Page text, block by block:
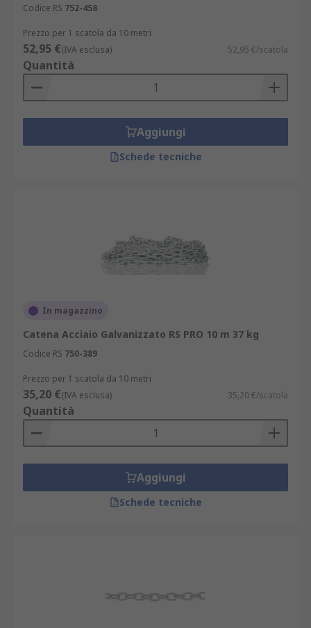
Codice RS 752-458
Prezzo per 1 scatola da 10 metri
52,95 €(IVA esclusa) 52,95 €/scatola
Quantità
Aggiungi
Schede tecniche
In magazzino
Catena Acciaio Galvanizzato RS PRO 10 m 37 kg
Codice RS 750-389
Prezzo per 1 scatola da 10 metri
35,20 €(IVA esclusa) 35,20 €/scatola
Quantità
Aggiungi
Schede tecniche